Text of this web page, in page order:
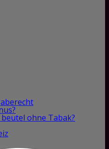
ohne Tabak?